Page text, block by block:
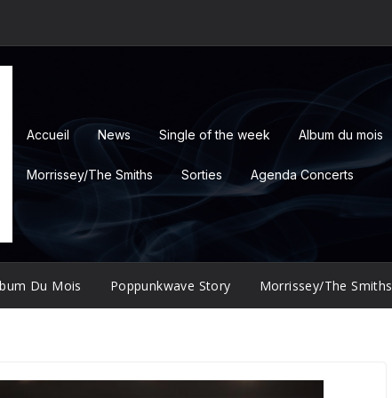
Accueil News Single of the week Album du mois
Morrissey/The Smiths Sorties Agenda Concerts
Du Mois Poppunkwave Story Morrissey/The Smiths